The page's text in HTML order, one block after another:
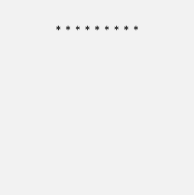
＊＊＊＊＊＊＊＊＊